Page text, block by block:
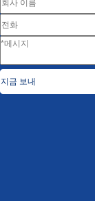
지금 보내